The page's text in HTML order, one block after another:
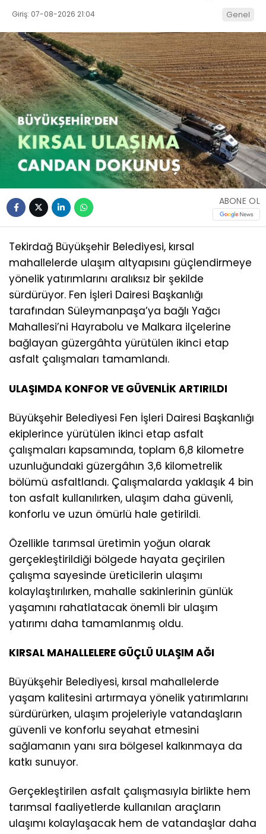
Giriş: 07-08-2026 21:04 Genel
ABONE OL
Tekirdağ Büyükşehir Belediyesi, kırsal
mahallelerde ulaşım altyapısını güçlendirmeye
yönelik yatırımlarını aralıksız bir şekilde
sürdürüyor. Fen İşleri Dairesi Başkanlığı
tarafından Süleymanpaşa’ya bağlı Yağcı
Mahallesi’ni Hayrabolu ve Malkara ilçelerine
bağlayan güzergâhta yürütülen ikinci etap
asfalt çalışmaları tamamlandı.
ULAŞIMDA KONFOR VE GÜVENLİK ARTIRILDI
Büyükşehir Belediyesi Fen İşleri Dairesi Başkanlığı
ekiplerince yürütülen ikinci etap asfalt
çalışmaları kapsamında, toplam 6,8 kilometre
uzunluğundaki güzergâhın 3,6 kilometrelik
bölümü asfaltlandı. Çalışmalarda yaklaşık 4 bin
ton asfalt kullanılırken, ulaşım daha güvenli,
konforlu ve uzun ömürlü hale getirildi.
Özellikle tarımsal üretimin yoğun olarak
gerçekleştirildiği bölgede hayata geçirilen
çalışma sayesinde üreticilerin ulaşımı
kolaylaştırılırken, mahalle sakinlerinin günlük
yaşamını rahatlatacak önemli bir ulaşım
yatırımı daha tamamlanmış oldu.
KIRSAL MAHALLELERE GÜÇLÜ ULAŞIM AĞI
Büyükşehir Belediyesi, kırsal mahallelerde
yaşam kalitesini artırmaya yönelik yatırımlarını
sürdürürken, ulaşım projeleriyle vatandaşların
güvenli ve konforlu seyahat etmesini
sağlamanın yanı sıra bölgesel kalkınmaya da
katkı sunuyor.
Gerçekleştirilen asfalt çalışmasıyla birlikte hem
tarımsal faaliyetlerde kullanılan araçların
ulaşımı kolaylaşacak hem de vatandaşlar daha